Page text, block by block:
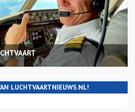
LUCHTVAARTNIEUWS.NL!